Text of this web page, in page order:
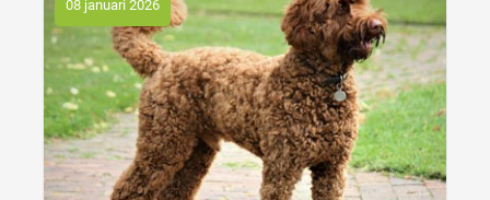
08 januari 2026